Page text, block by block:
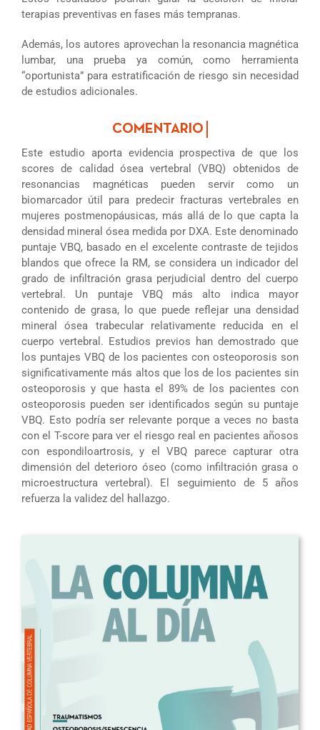
terapias preventivas en fases más tempranas.
Además, los autores aprovechan la resonancia magnética
lumbar, una prueba ya común, como herramienta
“oportunista” para estratificación de riesgo sin necesidad
de estudios adicionales.
Este estudio aporta evidencia prospectiva de que los
scores de calidad ósea vertebral (VBQ) obtenidos de
resonancias magnéticas pueden servir como un
biomarcador útil para predecir fracturas vertebrales en
mujeres postmenopáusicas, más allá de lo que capta la
densidad mineral ósea medida por DXA. Este denominado
puntaje VBQ, basado en el excelente contraste de tejidos
blandos que ofrece la RM, se considera un indicador del
grado de infiltración grasa perjudicial dentro del cuerpo
vertebral. Un puntaje VBQ más alto indica mayor
contenido de grasa, lo que puede reflejar una densidad
mineral ósea trabecular relativamente reducida en el
cuerpo vertebral. Estudios previos han demostrado que
los puntajes VBQ de los pacientes con osteoporosis son
significativamente más altos que los de los pacientes sin
osteoporosis y que hasta el 89% de los pacientes con
osteoporosis pueden ser identificados según su puntaje
VBQ. Esto podría ser relevante porque a veces no basta
con el T-score para ver el riesgo real en pacientes añosos
con espondiloartrosis, y el VBQ parece capturar otra
dimensión del deterioro óseo (como infiltración grasa o
microestructura vertebral). El seguimiento de 5 años
refuerza la validez del hallazgo.